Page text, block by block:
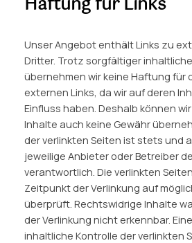
Unser Angebot enthält Links zu
Dritter. Trotz sorgfältiger
übernehmen wir keine Haftung für
externen Links, da wir auf deren
Einfluss haben. Deshalb können
Inhalte auch keine Gewähr
der verlinkten Seiten ist stets und
jeweilige Anbieter oder Betreiber
verantwortlich. Die verlinkten
Zeitpunkt der Verlinkung auf
überprüft. Rechtswidrige Inhalte
der Verlinkung nicht erkennbar.
inhaltliche Kontrolle der verlinkten